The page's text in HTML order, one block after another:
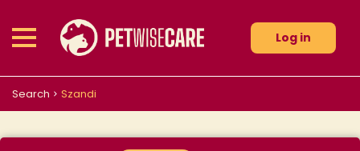
Log in
Search Szandi